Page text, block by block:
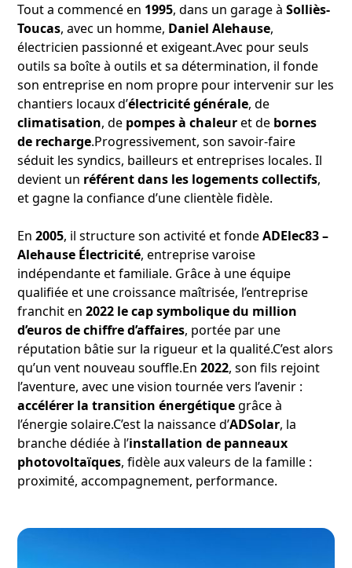
Tout a commencé en 1995, dans un garage àSolliès-
Toucas, avec un homme, Daniel Alehause,
électricien passionné et exigeant.Avec pour seuls
outils sa boîte à outils et sa détermination, il fonde
son entreprise en nom propre pour intervenir sur les
chantiers locaux d’électricité générale, de
climatisation, de pompes à chaleuret de bornes
de recharge.Progressivement, son savoir-faire
séduit les syndics, bailleurs et entreprises locales. Il
devient un référent dans les logements collectifs,
et gagne la confiance d’une clientèle fidèle.
En2005, il structure son activité et fondeADElec83 –
Alehause Électricité, entreprise varoise
indépendante et familiale. Grâce à une équipe
qualifiée et une croissance maîtrisée, l’entreprise
franchit en2022 le cap symbolique du million
d’euros de chiffre d’affaires, portée par une
réputation bâtie sur la rigueur et la qualité.C’est alors
qu’un vent nouveau souffle.En2022, son fils rejoint
l’aventure, avec une vision tournée vers l’avenir :
accélérer la transition énergétiquegrâce à
l’énergie solaire.C’est la naissance d’ADSolar, la
branche dédiée à l’installation de panneaux
photovoltaïques, fidèle aux valeurs de la famille :
proximité, accompagnement, performance.